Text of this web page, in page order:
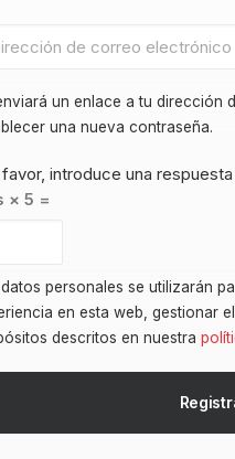
un enlace a tu dirección
una nueva contraseña.
introduce una
× 5 =
datos personales se utilizarán
en esta web, gestionar
descritos en nuestra